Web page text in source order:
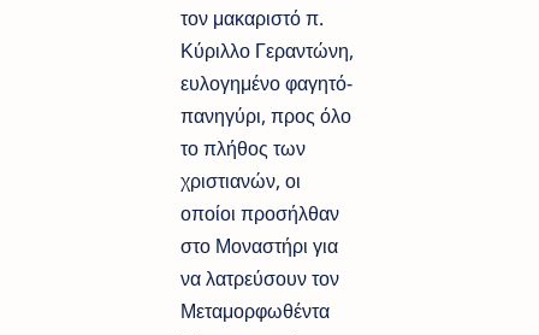
τον μακαριστό π.
Κύριλλο Γεραντώνη,
ευλογημένο φαγητό-
πανηγύρι, προς όλο
το πλήθος των
χριστιανών, οι
οποίοι προσήλθαν
στο Μοναστήρι για
να λατρεύσουν τον
Μεταμορφωθέντα